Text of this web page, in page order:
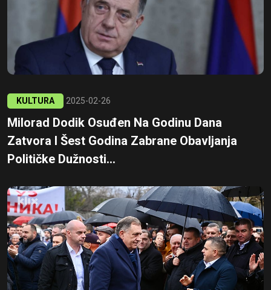
KULTURA 2025-02-26
Milorad Dodik Osuđen Na Godinu Dana
Zatvora I Šest Godina Zabrane Obavljanja
Političke Dužnosti...